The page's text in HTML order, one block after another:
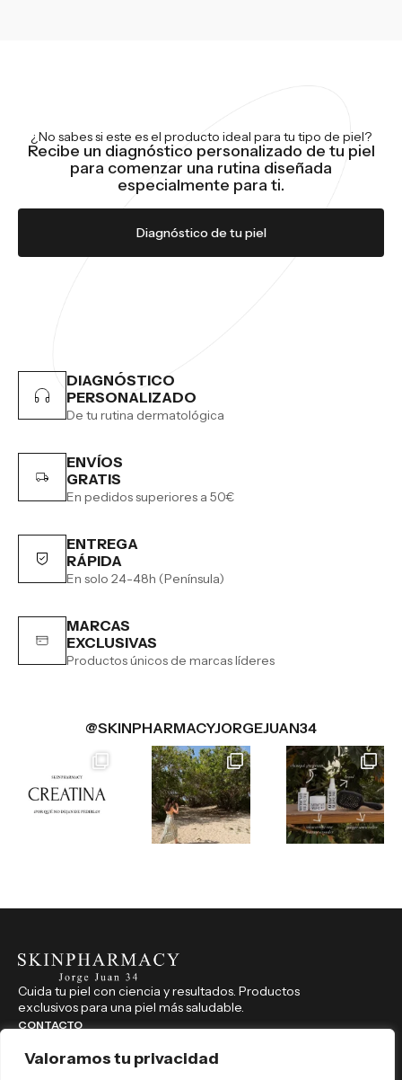
Valoramos tu privacidad
¿No sabes si este es el producto ideal para tu tipo de piel?
Recibe un diagnóstico personalizado de tu piel
para comenzar una rutina diseñada
especialmente para ti.
Diagnóstico de tu piel
DIAGNÓSTICO
PERSONALIZADO
De tu rutina dermatológica
ENVÍOS
GRATIS
En pedidos superiores a 50€
ENTREGA
RÁPIDA
En solo 24-48h (Península)
MARCAS
EXCLUSIVAS
Productos únicos de marcas líderes
@SKINPHARMACYJORGEJUAN34
Cuida tu piel con ciencia y resultados. Productos
exclusivos para una piel más saludable.
CONTACTO
farmaciajorgejuan34@hotmail.com